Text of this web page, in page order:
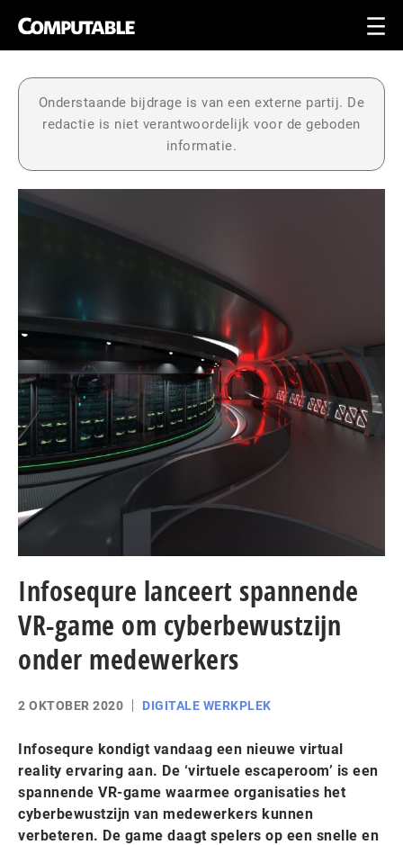
Onderstaande bijdrage is van een externe partij. De
redactie is niet verantwoordelijk voor de geboden
informatie.
Infosequre lanceert spannende
VR-game om cyberbewustzijn
onder medewerkers
2 OKTOBER 2020 DIGITALE WERKPLEK
Infosequre kondigt vandaag een nieuwe virtual
reality ervaring aan. De ‘virtuele escaperoom’ is een
spannende VR-game waarmee organisaties het
cyberbewustzijn van medewerkers kunnen
verbeteren. De game daagt spelers op een snelle en